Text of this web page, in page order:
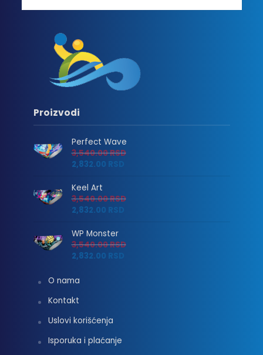
2,880.00 RSD
Proizvodi
Perfect Wave
3,540.00RSD
2,832.00 RSD
Keel Art
3,540.00RSD
2,832.00 RSD
WP Monster
3,540.00RSD
2,832.00 RSD
O nama
Kontakt
Uslovi korišćenja
Isporuka i plaćanje